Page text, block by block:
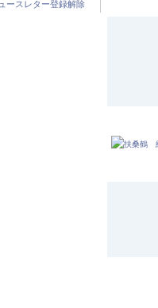
ースレター登録解除